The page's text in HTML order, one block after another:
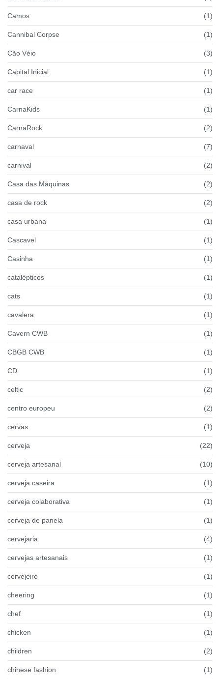
Camos (1)
Cannibal Corpse (1)
Cão Véio (3)
Capital Inicial (1)
car race (1)
CarnaKids (1)
CarnaRock (2)
carnaval (7)
carnival (2)
Casa das Máquinas (2)
casa de rock (2)
casa urbana (1)
Cascavel (1)
Casinha (1)
catalépticos (1)
cats (1)
cavalera (1)
Cavern CWB (1)
CBGB CWB (1)
CD (1)
celtic (2)
centro europeu (2)
cervas (1)
cerveja (22)
cerveja artesanal (10)
cerveja caseira (1)
cerveja colaborativa (1)
cerveja de panela (1)
cervejaria (4)
cervejas artesanais (1)
cervejeiro (1)
cheering (1)
chef (1)
chicken (1)
children (2)
chinese fashion (1)